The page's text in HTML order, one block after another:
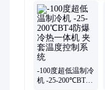
导体控温装置、
环装置、冷冻机、制
机、冰水机
-100度超低温制冷
机 -25-200℃BT4